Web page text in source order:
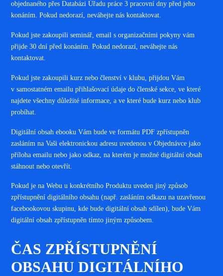
objednaného přes Databázi Úřadu práce 3 pracovní dny před jeho
konáním. Pokud nedorazí, neváhejte nás kontaktovat.
Pokud jste zakoupili seminář, email s organizačními pokyny vám
přijde 30 dní před konáním. Pokud nedorazí, neváhejte nás
kontaktovat.
Pokud jste zakoupili kurz nebo členství v klubu, přijdou Vám
v samostatném emailu přihlašovací údaje do členské sekce, ve které
najdete všechny důležité informace, a ve které bude kurz nebo klub
probíhat.
Digitální obsah ebooku Vám bude ve formátu PDF zpřístupněn
zasláním na Vaši elektronickou adresu uvedenou v Objednávce jako
příloha emailu nebo jako odkaz, na kterém je možné digitální obsah
stáhnout nebo otevřít.
Pokud je na Webu u konkrétního Produktu uveden jiný způsob
zpřístupnění digitálního obsahu (např. zasláním odkazu na uzavřenou
facebookovou skupinu, kde bude digitální obsah sdílen), bude Vám
digitální obsah zpřístupněn tímto jiným způsobem.
ČAS ZPŘÍSTUPNĚNÍ
OBSAHU DIGITÁLNÍHO